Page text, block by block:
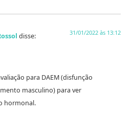
disse: 31/01/2022 às 13:12
para DAEM (disfunção
masculino) para ver
hormonal.